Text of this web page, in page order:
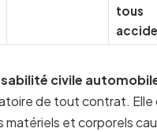
tous
civile
de tout contrat. Elle
matériels et corporels